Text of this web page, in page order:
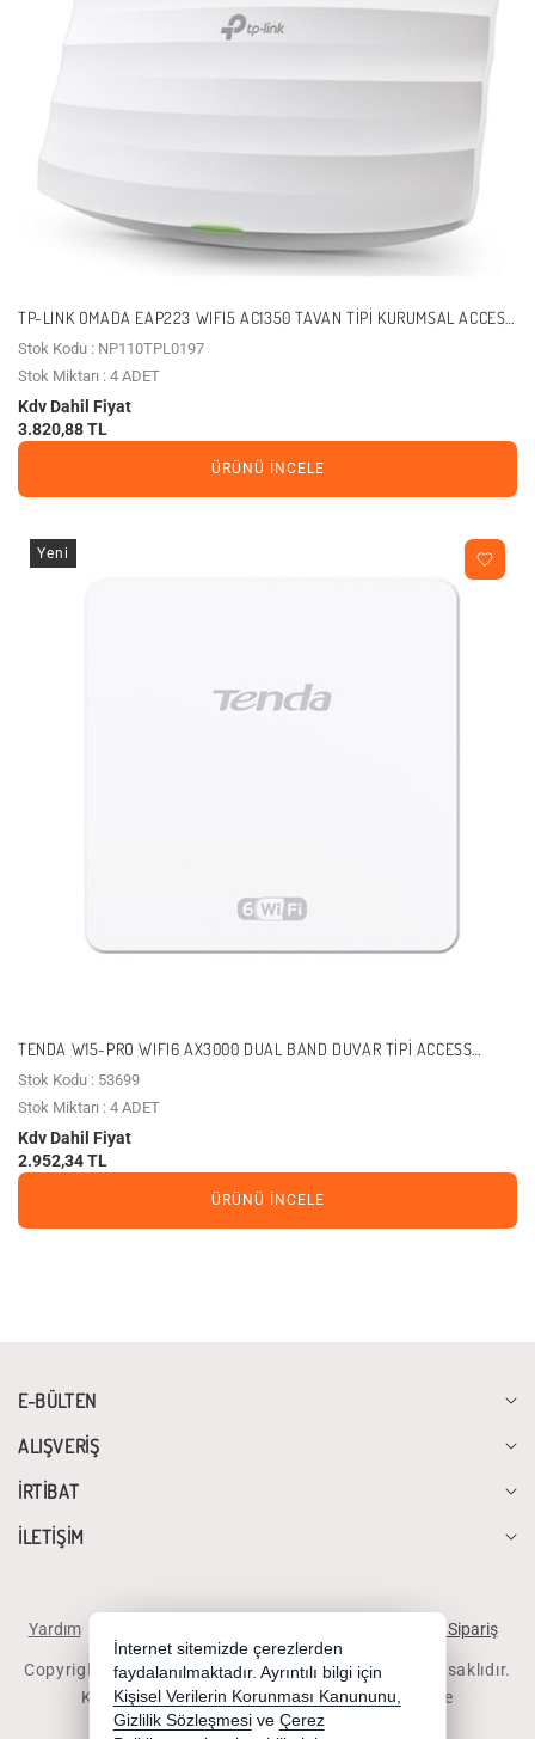
TP-LINK OMADA EAP223 WIFI5 AC1350 TAVAN TIPI KURUMSAL ACCESS
POINT
Stok Kodu : NP110TPL0197
Stok Miktarı : 4 ADET
Kdv Dahil Fiyat
3.820,88 TL
ÜRÜNÜ İNCELE
Yeni
TENDA W15-PRO WIFI6 AX3000 DUAL BAND DUVAR TIPI ACCESS
POINT
Stok Kodu : 53699
Stok Miktarı : 4 ADET
Kdv Dahil Fiyat
2.952,34 TL
ÜRÜNÜ İNCELE
E-BÜLTEN
ALIŞVERİŞ
İRTİBAT
İLETİŞİM
Yardım Telefonla Sipariş
Copyright 2026 diyalogbilgisayar.com - Tüm hakları saklıdır.
Kredi kartı bilgileriniz 256bit SSL sertifikası ile
korunmaktadır.
İnternet sitemizde çerezlerden
faydalanılmaktadır. Ayrıntılı bilgi için
Kişisel Verilerin Korunması Kanununu,
Gizlilik Sözleşmesi ve Çerez